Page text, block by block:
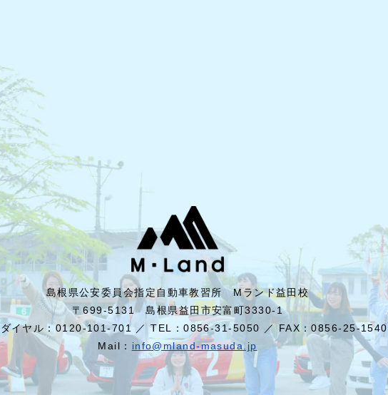
島根県公安委員会指定自動車教習所 Mランド益田校
〒699-5131 島根県益田市安富町3330-1
ダイヤル：0120-101-701 ／ TEL：0856-31-5050 ／ FAX：0856-25-1540
Mail： info@mland-masuda.jp